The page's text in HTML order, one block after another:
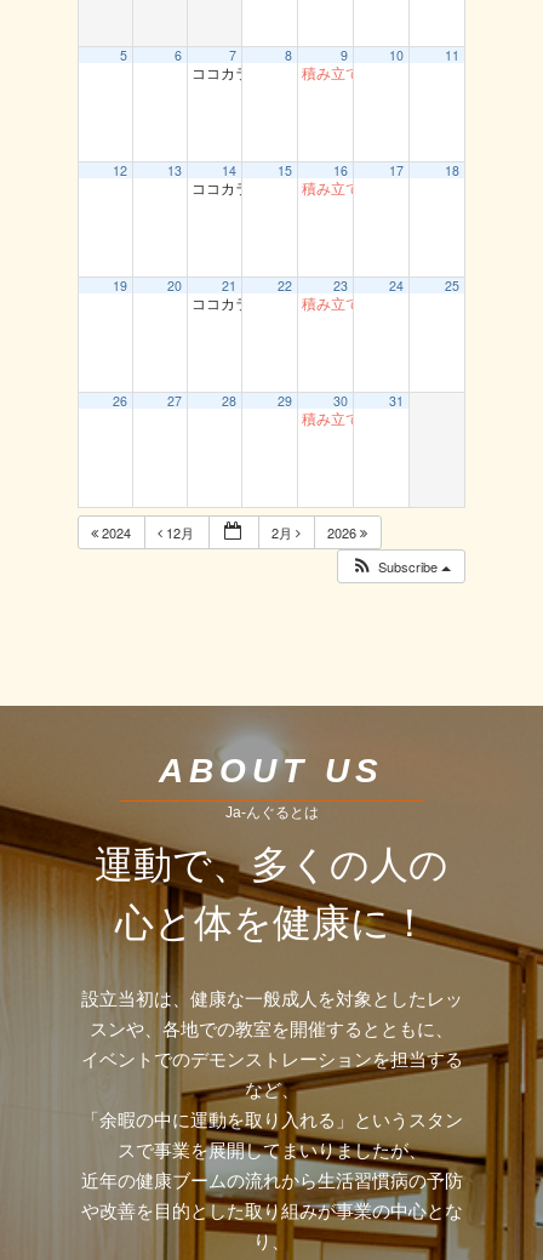
5 6 7
ココカラ運動教室（龍鳳閣）
8 9
積み立て貯筋運動（とまり）
10 11
12 13 14
ココカラ運動教室（龍鳳閣）
15 16
積み立て貯筋運動（とまり）
17 18
19 20 21
ココカラ運動教室（龍鳳閣）
22 23
積み立て貯筋運動（とまり）
24 25
26 27 28 29 30
積み立て貯筋運動（とまり）
31
2024 12月 2月
2026
Subscribe
ABOUT US
Ja-んぐるとは
運動で、多くの人の
心と体を健康に！
設立当初は、健康な一般成人を対象としたレッ
スンや、各地での教室を開催するとともに、
イベントでのデモンストレーションを担当する
など、
「余暇の中に運動を取り入れる」というスタン
スで事業を展開してまいりましたが、
近年の健康ブームの流れから生活習慣病の予防
や改善を目的とした取り組みが事業の中心とな
り、